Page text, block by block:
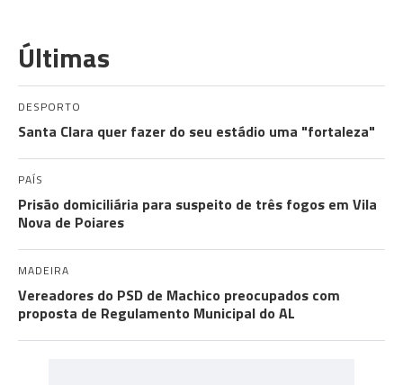
Últimas
DESPORTO
Santa Clara quer fazer do seu estádio uma "fortaleza"
PAÍS
Prisão domiciliária para suspeito de três fogos em Vila
Nova de Poiares
MADEIRA
Vereadores do PSD de Machico preocupados com
proposta de Regulamento Municipal do AL